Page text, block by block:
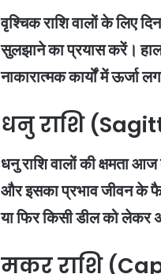
वृश्चिक राशि वालों के लिए
सुलझाने का प्रयास करें।
नाकारात्मक कार्यों में
धनु राशि
धनु राशि वालों की क्षमता
और इसका प्रभाव जीवन के
या फिर किसी डील को
मकर राशि